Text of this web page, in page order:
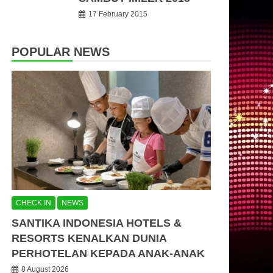
17 February 2015
POPULAR NEWS
CHECK IN NEWS
SANTIKA INDONESIA HOTELS &
RESORTS KENALKAN DUNIA
PERHOTELAN KEPADA ANAK-ANAK
8 August 2026